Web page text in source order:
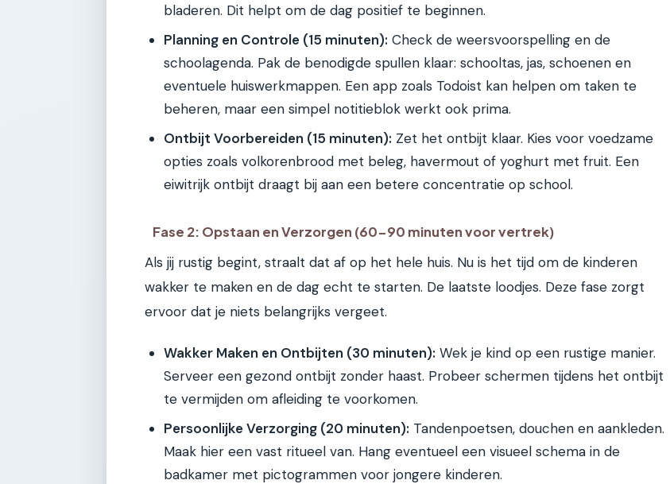
bladeren. Dit helpt om de dag positief te beginnen.
Planning en Controle (15 minuten): Check de weersvoorspelling en de
schoolagenda. Pak de benodigde spullen klaar: schooltas, jas, schoenen en
eventuele huiswerkmappen. Een app zoals Todoist kan helpen om taken te
beheren, maar een simpel notitieblok werkt ook prima.
Ontbijt Voorbereiden (15 minuten): Zet het ontbijt klaar. Kies voor voedzame
opties zoals volkorenbrood met beleg, havermout of yoghurt met fruit. Een
eiwitrijk ontbijt draagt bij aan een betere concentratie op school.
Fase 2: Opstaan en Verzorgen (60-90 minuten voor vertrek)
Als jij rustig begint, straalt dat af op het hele huis. Nu is het tijd om de kinderen
wakker te maken en de dag echt te starten. De laatste loodjes. Deze fase zorgt
ervoor dat je niets belangrijks vergeet.
Wakker Maken en Ontbijten (30 minuten): Wek je kind op een rustige manier.
Serveer een gezond ontbijt zonder haast. Probeer schermen tijdens het ontbijt
te vermijden om afleiding te voorkomen.
Persoonlijke Verzorging (20 minuten): Tandenpoetsen, douchen en aankleden.
Maak hier een vast ritueel van. Hang eventueel een visueel schema in de
badkamer met pictogrammen voor jongere kinderen.